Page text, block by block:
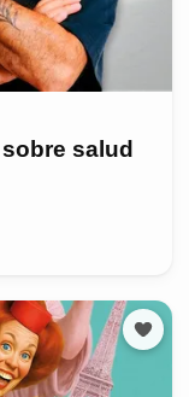
salud